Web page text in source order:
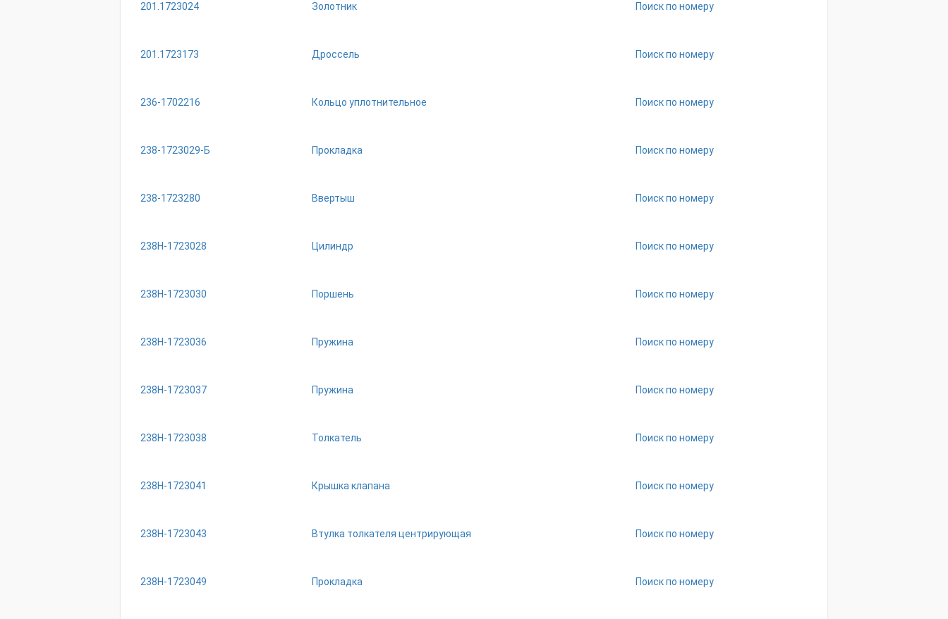
201.1723024 Золотник Поиск по номеру
201.1723173 Дроссель Поиск по номеру
236-1702216 Кольцо уплотнительное Поиск по номеру
238-1723029-Б Прокладка Поиск по номеру
238-1723280 Ввертыш Поиск по номеру
238Н-1723028 Цилиндр Поиск по номеру
238Н-1723030 Поршень Поиск по номеру
238Н-1723036 Пружина Поиск по номеру
238Н-1723037 Пружина Поиск по номеру
238Н-1723038 Толкатель Поиск по номеру
238Н-1723041 Крышка клапана Поиск по номеру
238Н-1723043 Втулка толкателя центрирующая Поиск по номеру
238Н-1723049 Прокладка Поиск по номеру